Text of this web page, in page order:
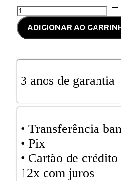
CADEIRA
MINT
CAIXA
PRETA
CON
quantidade
ADICIONAR AO
3 anos de garantia
•⁠⁠ Transferência
⁠⁠•⁠ Pix
•⁠ ⁠Cartão de
12x com juros